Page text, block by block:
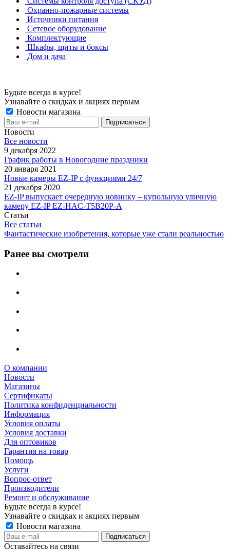
Охранно-пожарные системы
Источники питания
Сетевое оборудование
Комплектующие
Шкафы, щиты и боксы
Дом и дача
Будьте всегда в курсе!
Узнавайте о скидках и акциях первым
Новости магазина
Новости
Все новости
9 декабря 2022
График работы в Новогодние праздники
20 января 2021
Новые камеры EZ-IP с функциями 24/7
21 декабря 2020
EZ-IP выпускает очередную новинку – купольную уличную
камеру EZ-IP EZ-HAC-T5B20P-A
Статьи
Все статьи
Фантастические изобретения, которые уже стали реальностью
Ранее вы смотрели
О компании
Новости
Магазины
Сертификаты
Политика конфиденциальности
Информация
Условия оплаты
Условия доставки
Для оптовиков
Гарантия на товар
Помощь
Услуги
Вопрос-ответ
Производители
Ремонт и обслуживание
Будьте всегда в курсе!
Узнавайте о скидках и акциях первым
Новости магазина
Оставайтесь на связи